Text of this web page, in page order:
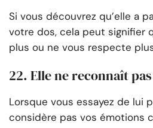
Si vous découvrez qu’elle a
votre dos, cela peut signifier
plus ou ne vous respecte
22. Elle ne reconnaît
Lorsque vous essayez de lui
considère pas vos émotions